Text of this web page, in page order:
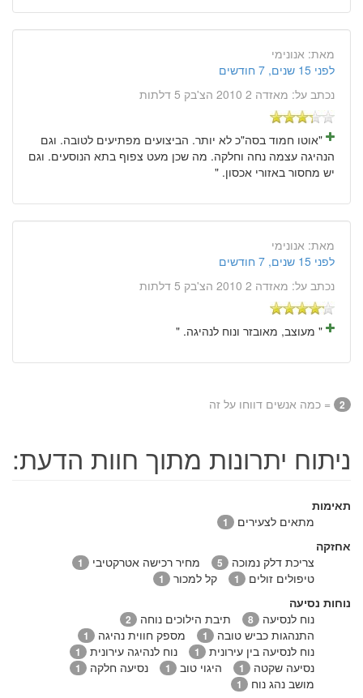
מאת: אנונימי
לפני 15 שנים, 7 חודשים
נכתב על: מאזדה 2 2010 הצ'בק 5 דלתות
"אוטו חמוד בסה"כ לא יותר. הביצועים מפתיעים לטובה. וגם
הנהיגה עצמה נחה וחלקה. מה שכן מעט צפוף בתא הנוסעים. וגם
יש מחסור באזורי אכסון. "
מאת: אנונימי
לפני 15 שנים, 7 חודשים
נכתב על: מאזדה 2 2010 הצ'בק 5 דלתות
" מעוצב, מאובזר ונוח לנהיגה. "
2 = כמה אנשים דווחו על זה
ניתוח יתרונות מתוך חוות הדעת:
תאימות
מתאים לצעירים
1
אחזקה
צריכת דלק נמוכה
5 מחיר רכישה אטרקטיבי 1
טיפולים זולים 1 קל למכור 1
נוחות נסיעה
נוח לנסיעה
8 תיבת הילוכים נוחה 2
התנהגות כביש טובה 1 מספק חווית נהיגה 1
נוח לנסיעה בין עירונית 1 נוח לנהיגה עירונית 1
נסיעה שקטה 1 היגוי טוב 1 נסיעה חלקה 1
מושב נהג נוח 1